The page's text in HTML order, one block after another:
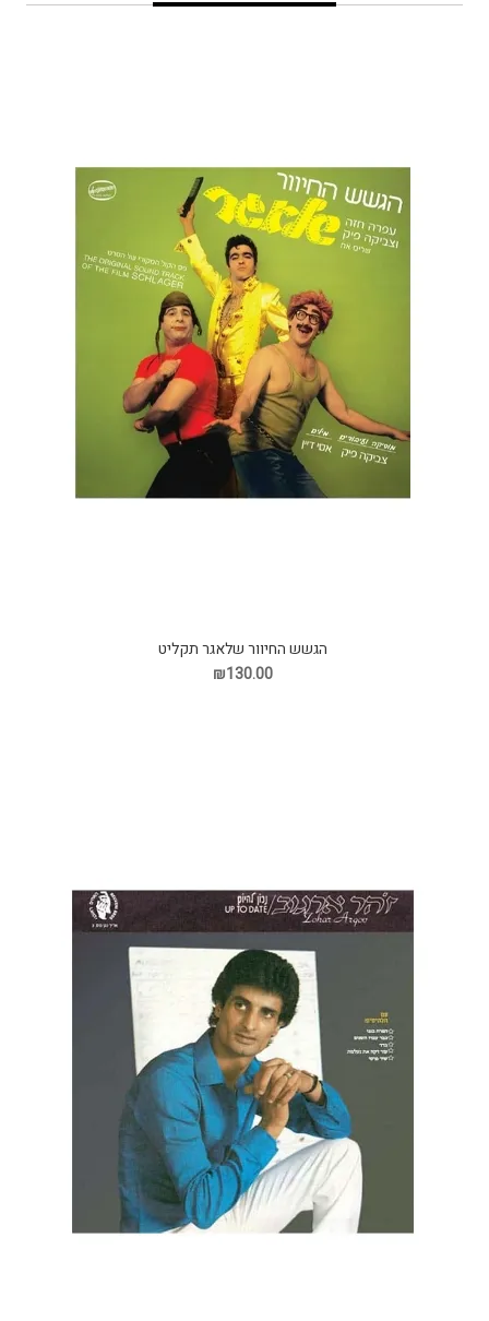
הגשש החיוור שלאגר תקליט
₪130.00